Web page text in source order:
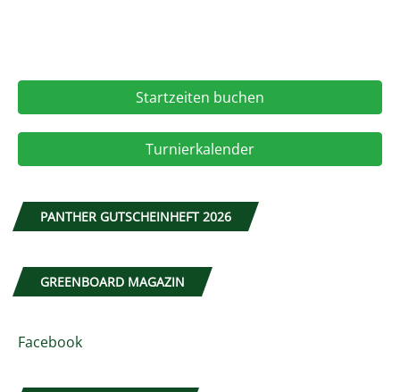
Startzeiten buchen
Turnierkalender
PANTHER GUTSCHEINHEFT 2026
GREENBOARD MAGAZIN
Facebook